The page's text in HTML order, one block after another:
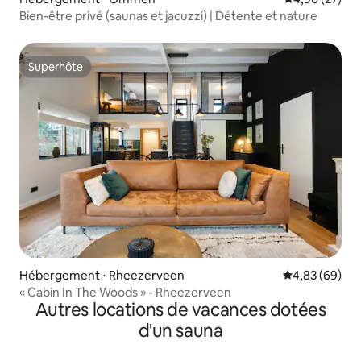
Bien-être privé (saunas et jacuzzi) | Détente et nature
Superhôte
Superhôte
Hébergement ⋅ Rheezerveen Évaluation
4,83 (69)
« Cabin In The Woods » - Rheezerveen
Autres locations de vacances dotées
d'un sauna